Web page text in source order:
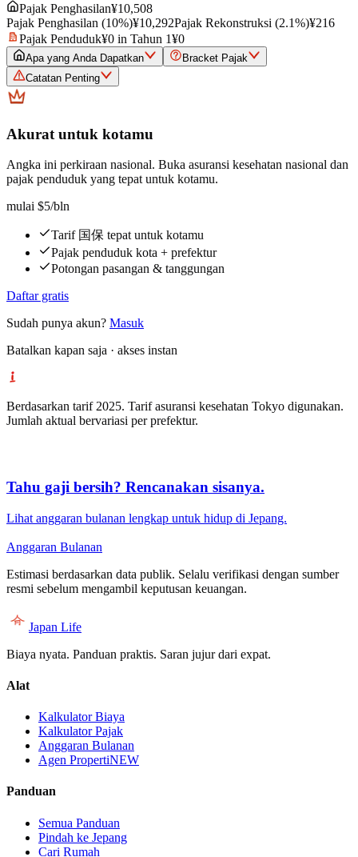
Pajak Penghasilan¥10,508
Pajak Penghasilan (10%)¥10,292Pajak Rekonstruksi (2.1%)¥216
Pajak Penduduk¥0 in Tahun 1¥0
Apa yang Anda Dapatkan
Bracket Pajak
Catatan Penting
Akurat untuk kotamu
Angka ini perkiraan nasional. Buka asuransi kesehatan nasional dan
pajak penduduk yang tepat untuk kotamu.
mulai $5/bln
Tarif 国保 tepat untuk kotamu
Pajak penduduk kota + prefektur
Potongan pasangan & tanggungan
Daftar gratis
Sudah punya akun? Masuk
Batalkan kapan saja · akses instan
Berdasarkan tarif 2025. Tarif asuransi kesehatan Tokyo digunakan.
Jumlah aktual bervariasi per prefektur.
Tahu gaji bersih? Rencanakan sisanya.
Lihat anggaran bulanan lengkap untuk hidup di Jepang.
Anggaran Bulanan
Estimasi berdasarkan data publik. Selalu verifikasi dengan sumber
resmi sebelum mengambil keputusan keuangan.
Japan Life
Biaya nyata. Panduan praktis. Saran jujur dari expat.
Alat
Kalkulator Biaya
Kalkulator Pajak
Anggaran Bulanan
Agen PropertiNEW
Panduan
Semua Panduan
Pindah ke Jepang
Cari Rumah